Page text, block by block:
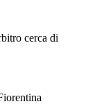
cerca di